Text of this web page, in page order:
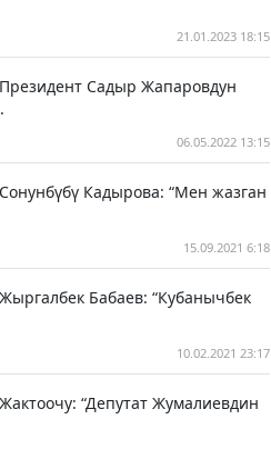
21.01.2023 18:15
Садыр Жапаровдун
06.05.2022 13:15
Кадырова: “Мен жазган
15.09.2021 6:18
Бабаев: “Кубанычбек
10.02.2021 23:17
“Депутат Жумалиевдин